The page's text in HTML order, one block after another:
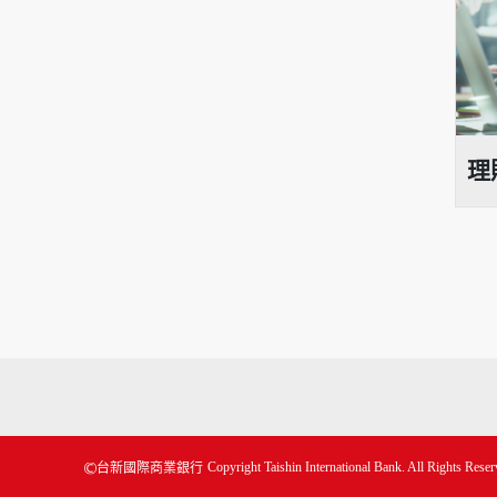
理
台新國際商業銀行 Copyright Taishin International Bank. All Rights